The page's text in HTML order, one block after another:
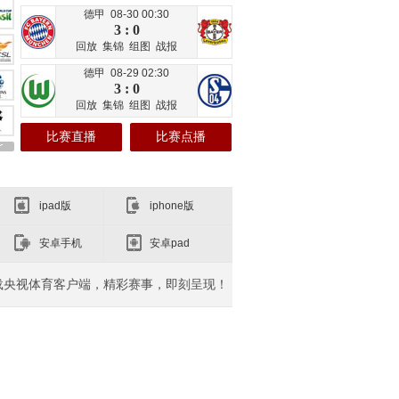
德甲 08-30 00:30
3 : 0
回放 集锦 组图 战报
德甲 08-29 02:30
3 : 0
回放 集锦 组图 战报
比赛直播 比赛点播
ipad版 iphone版
安卓手机 安卓pad
央视体育客户端，精彩赛事，即刻呈现！